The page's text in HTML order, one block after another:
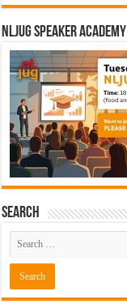
NLJUG Speaker Academy
Search